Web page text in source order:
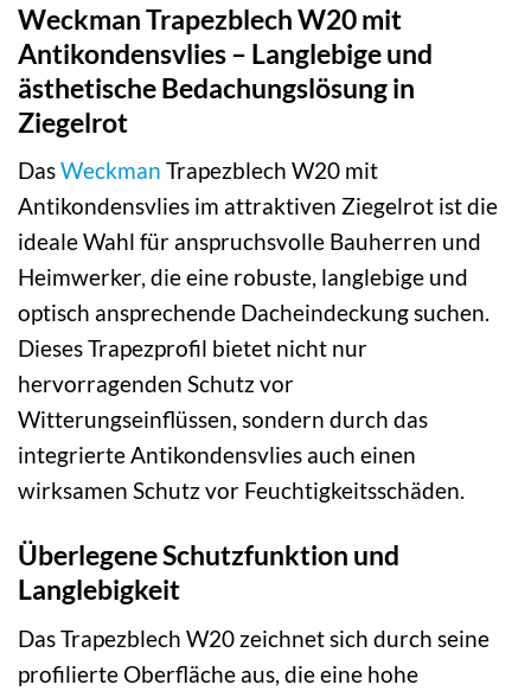
Weckman Trapezblech W20 mit
Antikondensvlies – Langlebige und
ästhetische Bedachungslösung in
Ziegelrot
DasWeckman Trapezblech W20 mit
Antikondensvlies im attraktiven Ziegelrot ist die
ideale Wahl für anspruchsvolle Bauherren und
Heimwerker, die eine robuste, langlebige und
optisch ansprechende Dacheindeckung suchen.
Dieses Trapezprofil bietet nicht nur
hervorragenden Schutz vor
Witterungseinflüssen, sondern durch das
integrierte Antikondensvlies auch einen
wirksamen Schutz vor Feuchtigkeitsschäden.
Überlegene Schutzfunktion und
Langlebigkeit
Das Trapezblech W20 zeichnet sich durch seine
profilierte Oberfläche aus, die eine hohe